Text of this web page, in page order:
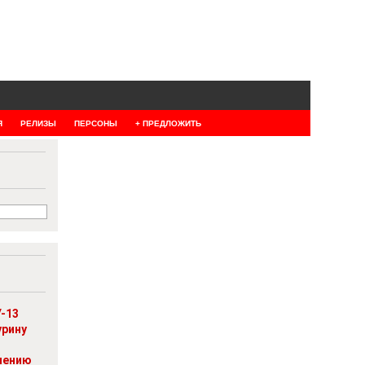
РЕЛИЗЫ ПЕРСОНЫ + ПРЕДЛОЖИТЬ
13